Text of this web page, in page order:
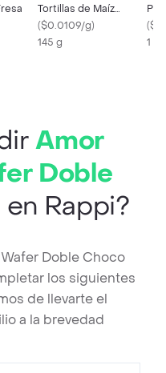
Tortillas de Maíz
Lemon Remix
($0.0109/g)
145 g
(
1 X
Amor
Doble
en Rappi?
Doble Choco
los siguientes
de llevarte el
a la brevedad